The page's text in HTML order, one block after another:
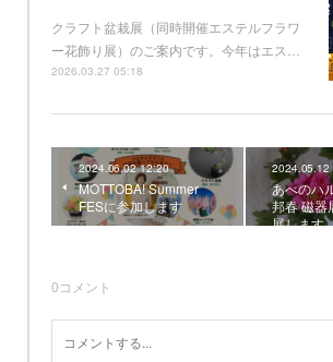
クラフト盆栽展（同時開催エステルフラワ
ー花飾り展）のご案内です。今年はエス…
2026.03.27 05:18
2024.06.02 12:20
MOTTOBA! Summer
FESに参加します
2024.05.12
あべのハ
邦春 磁器
展します
0コメント